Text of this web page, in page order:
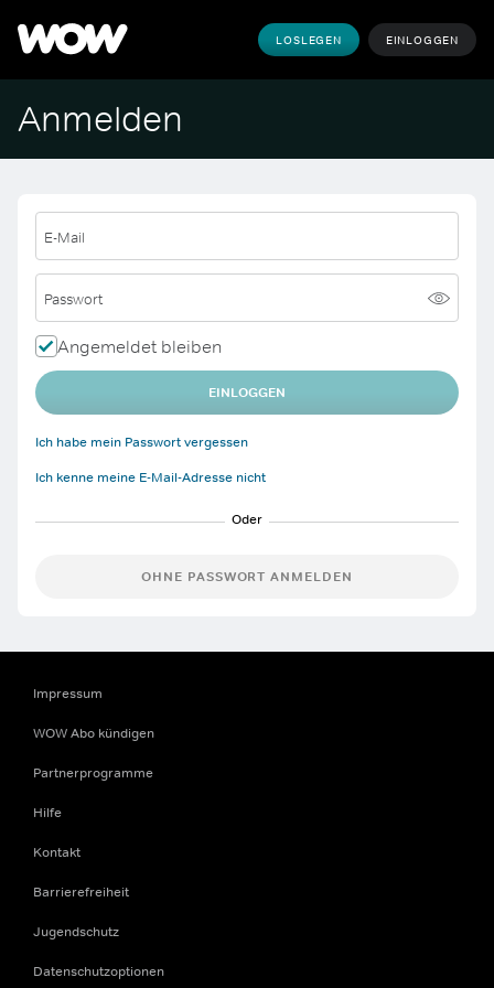
LOSLEGEN EINLOGGEN
Anmelden
E-Mail
Passwort
Angemeldet bleiben
EINLOGGEN
Ich habe mein Passwort vergessen
Ich kenne meine E-Mail-Adresse nicht
OHNE PASSWORT ANMELDEN
Impressum
WOW Abo kündigen
Partnerprogramme
Hilfe
Kontakt
Barrierefreiheit
Jugendschutz
Datenschutzoptionen